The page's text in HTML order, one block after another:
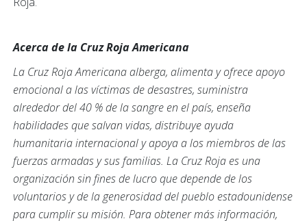
Acerca de la Cruz Roja Americana
La Cruz Roja Americana alberga, alimenta y ofrece apoyo
emocional a las víctimas de desastres, suministra
alrededor del 40 % de la sangre en el país, enseña
habilidades que salvan vidas, distribuye ayuda
humanitaria internacional y apoya a los miembros de las
fuerzas armadas y sus familias. La Cruz Roja es una
organización sin fines de lucro que depende de los
voluntarios y de la generosidad del pueblo estadounidense
para cumplir su misión. Para obtener más información,